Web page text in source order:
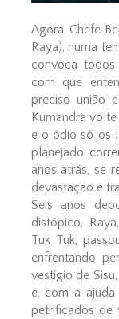
Agora, Chefe
Raya), numa
convoca
com que
preciso união
Kumandra
e o ódio só os
planejado
anos atrás, se
devastação e
Seis anos
distópico,
Tuk Tuk,
enfrentando
vestígio de
e, com a
petrificados de